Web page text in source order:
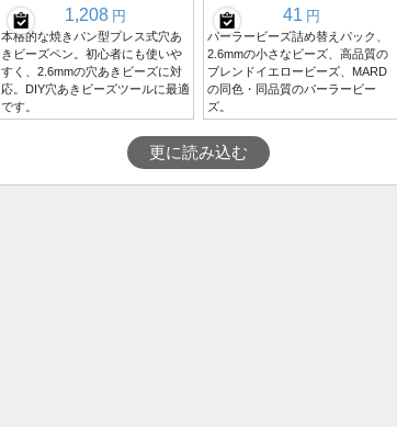
1,208 円
本格的な焼きパン型プレス式穴あ
きビーズペン。初心者にも使いや
すく、2.6mmの穴あきビーズに対
応。DIY穴あきビーズツールに最適
です。
41 円
パーラービーズ詰め替えパック、
2.6mmの小さなビーズ、高品質の
ブレンドイエロービーズ、MARD
の同色・同品質のパーラービー
ズ。
更に読み込む